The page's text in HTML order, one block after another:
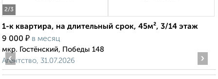
2/3
1-к квартира, на длительный срок, 45м², 3/14 этаж
9 000 ₽ в месяц
мкр. Гостёнский, Победы 148
Агентство, 31.07.2026
‹ ›